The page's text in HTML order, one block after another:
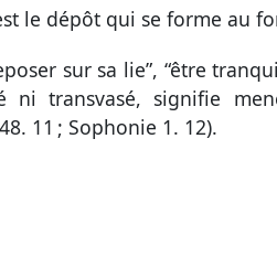
le dépôt qui se forme au
sur sa lie”, “être
ni transvasé, signifie
11 ; Sophonie 1. 12).